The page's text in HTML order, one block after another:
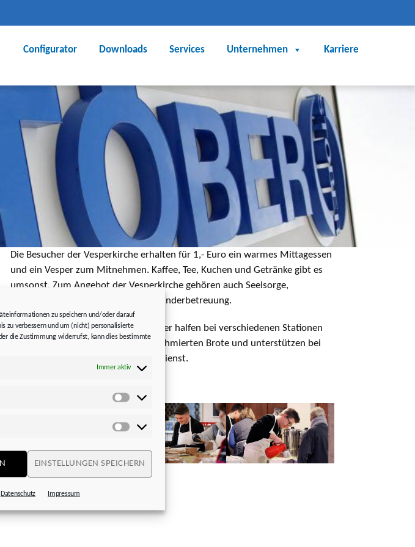
zu speichern und/oder darauf
zu verbessern und um (nicht) personalisierte
die Zustimmung widerrufst, kann dies bestimmte
Immer aktiv
Statistiken
Marketing
EINSTELLUNGEN SPEICHERN
Datenschutz Impressum
Configurator Downloads Services Unternehmen Karriere
Die Besucher der Vesperkirche erhalten für 1,- Euro ein warmes Mittagessen
und ein Vesper zum Mitnehmen. Kaffee, Tee, Kuchen und Getränke gibt es
umsonst. Zum Angebot der Vesperkirche gehören auch Seelsorge,
Sozialberatung, ärztliche Hilfe und Kinderbetreuung.
Unsere Auszubildenden und Ausbilder halfen bei verschiedenen Stationen
mit, gaben Essen und Trinken aus, schmierten Brote und unterstützen bei
der Kinderbetreuung und dem Spüldienst.